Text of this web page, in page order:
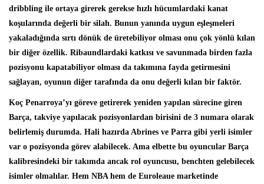
dribbling ile ortaya girerek gerekse hızlı hücumlardaki kanat
koşularında değerli bir silah. Bunun yanında uygun eşleşmeleri
yakaladığında sırtı dönük de üretebiliyor olması onu çok yönlü kılan
bir diğer özellik. Ribaundlardaki katkısı ve savunmada birden fazla
pozisyonu kapatabiliyor olması da takımına fayda getirmesini
sağlayan, oyunun diğer tarafında da onu değerli kılan bir faktör.
Koç Penarroya’yı göreve getirerek yeniden yapılan sürecine giren
Barça, takviye yapılacak pozisyonlardan birisini de 3 numara olarak
belirlemiş durumda. Hali hazırda Abrines ve Parra gibi yerli isimler
var o pozisyonda görev alabilecek. Ama elbette bu oyuncular Barça
kalibresindeki bir takımda ancak rol oyuncusu, benchten gelebilecek
isimler olmalılar. Hem NBA hem de Euroleaue marketinde